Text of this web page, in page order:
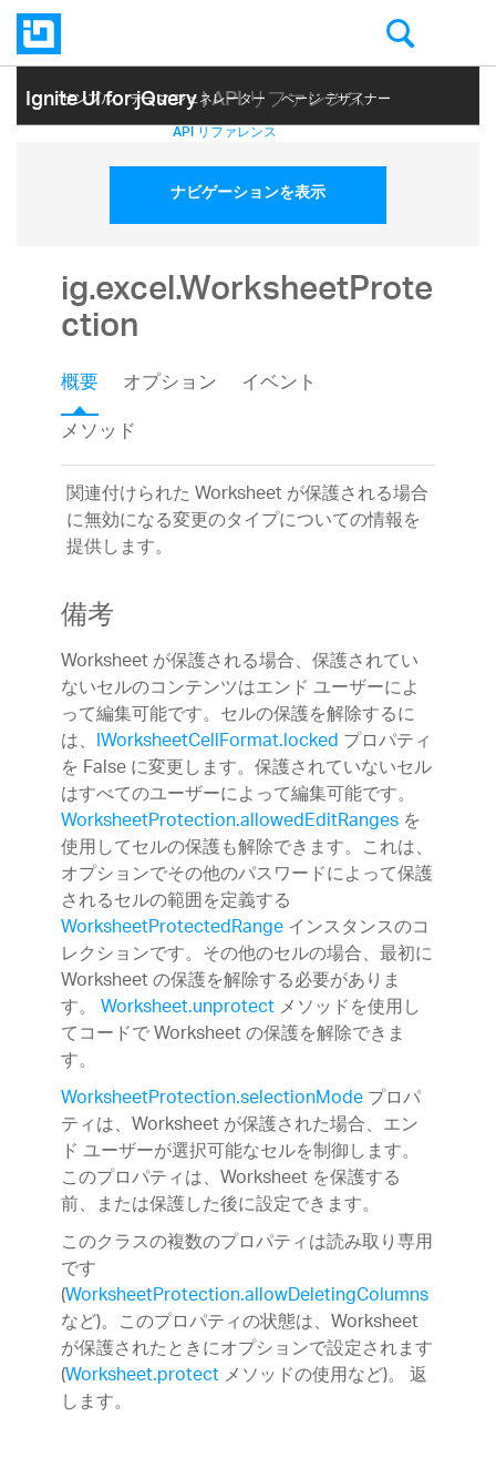
Ignite UI for jQuery| API リファレンス
サンプル テーマ ジェネレーター ページ デザイナー
ヘルプ トピック API リファレンス
ナビゲーションを表示
ig.excel.WorksheetProte
ction
概要 オプション
イベント
メソッド
関連付けられた Worksheet が保護される場合
に無効になる変更のタイプについての情報を
提供します。
備考
Worksheet が保護される場合、保護されてい
ないセルのコンテンツはエンド ユーザーによ
って編集可能です。セルの保護を解除するに
は、 IWorksheetCellFormat.lockedプロパティ
を False に変更します。保護されていないセル
はすべてのユーザーによって編集可能です。
WorksheetProtection.allowedEditRangesを
使用してセルの保護も解除できます。これは、
オプションでその他のパスワードによって保護
されるセルの範囲を定義する
WorksheetProtectedRangeインスタンスのコ
レクションです。その他のセルの場合、最初に
Worksheet の保護を解除する必要がありま
す。 Worksheet.unprotectメソッドを使用し
てコードで Worksheet の保護を解除できま
す。
WorksheetProtection.selectionModeプロパ
ティは、Worksheet が保護された場合、エン
ド ユーザーが選択可能なセルを制御します。
このプロパティは、Worksheet を保護する
前、または保護した後に設定できます。
このクラスの複数のプロパティは読み取り専用
です
(WorksheetProtection.allowDeletingColumns
など)。このプロパティの状態は、Worksheet
が保護されたときにオプションで設定されます
(Worksheet.protectメソッドの使用など)。 返
します。